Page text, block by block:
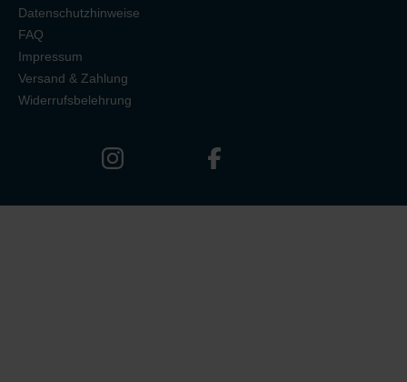
Datenschutzhinweise
FAQ
Impressum
Versand & Zahlung
Widerrufsbelehrung